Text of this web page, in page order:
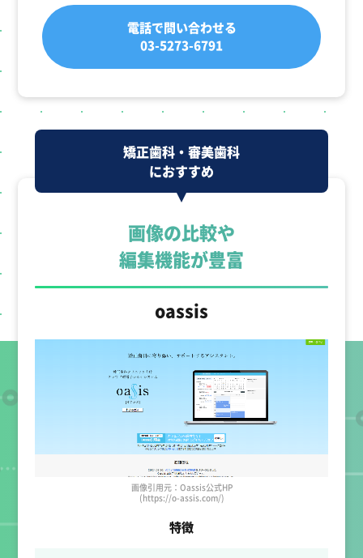
電話で問い合わせる
03-5273-6791
矯正歯科・審美歯科
におすすめ
画像の比較や
編集機能が豊富
oassis
画像引用元：Oassis公式HP
(https://o-assis.com/)
特徴